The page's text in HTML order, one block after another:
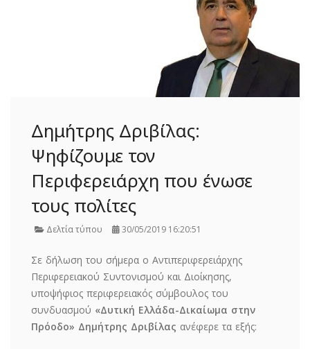
Δημήτρης Δριβίλας:
Ψηφίζουμε τον
Περιφερειάρχη που ένωσε
τους πολίτες
Δελτία τύπου 30/05/2019 16:20:51
Σε δήλωση του σήμερα ο Αντιπεριφερειάρχης
Περιφερειακού Συντονισμού και Διοίκησης,
υποψήφιος περιφερειακός σύμβουλος του
συνδυασμού «Δυτική Ελλάδα-Δικαίωμα στην
Πρόοδο» Δημήτρης Δριβίλας ανέφερε τα εξής: